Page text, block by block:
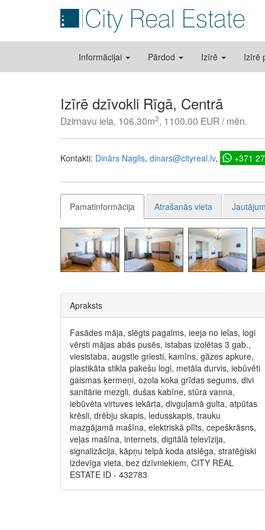
Informācijai Pārdod Izīrē Izīrē
Izīrē dzīvokli Rīgā, Centrā
Dzirnavu iela, 106.30m2, 1100.00 EUR / mēn.
Kontakti: Dinārs Naglis dinars@cityreal.lv +371
Pamatinformācija Atrašanās vieta
Apraksts
Fasādes māja, slēgts pagalms, ieeja no ielas, logi
vērsti mājas abās pusēs, istabas izolētas 3 gab.,
viesistaba, augstie griesti, kamīns, gāzes apkure,
plastikāta stikla pakešu logi, metāla durvis, iebūvēti
gaismas ķermeņi, ozola koka grīdas segums, divi
sanitārie mezgli, dušas kabīne, stūra vanna,
iebūvēta virtuves iekārta, divguļamā gulta, atpūtas
krēsli, drēbju skapis, ledusskapis, trauku
mazgājamā mašīna, elektriskā plīts, cepeškrāsns,
veļas mašīna, internets, digitālā televīzija,
signalizācija, kāpņu telpā koda atslēga, stratēģiski
izdevīga vieta, bez dzīvniekiem, CITY REAL
ESTATE ID - 432783